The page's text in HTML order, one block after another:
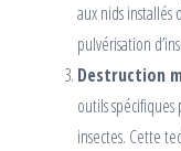
aux nids installés
pulvérisation
Destruction
outils
insectes. Cette